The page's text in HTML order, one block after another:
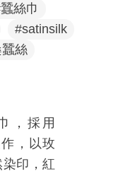
絲巾
#satinsilk
絲
，採用
，以玫
印，紅